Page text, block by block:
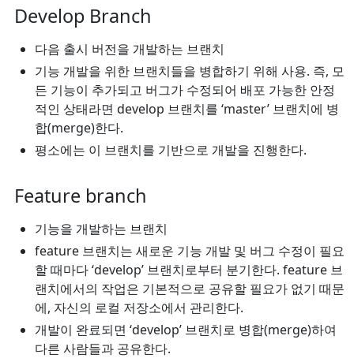
Develop Branch
다음 출시 버전을 개발하는 브랜치
기능 개발을 위한 브랜치들을 병합하기 위해 사용. 즉, 모
든 기능이 추가되고 버그가 수정되어 배포 가능한 안정
적인 상태라면 develop 브랜치를 ‘master’ 브랜치에 병
합(merge)한다.
평소에는 이 브랜치를 기반으로 개발을 진행한다.
Feature branch
기능을 개발하는 브랜치
feature 브랜치는 새로운 기능 개발 및 버그 수정이 필요
할 때마다 ‘develop’ 브랜치로부터 분기한다. feature 브
랜치에서의 작업은 기본적으로 공유할 필요가 없기 때문
에, 자신의 로컬 저장소에서 관리한다.
개발이 완료되면 ‘develop’ 브랜치로 병합(merge)하여
다른 사람들과 공유한다.